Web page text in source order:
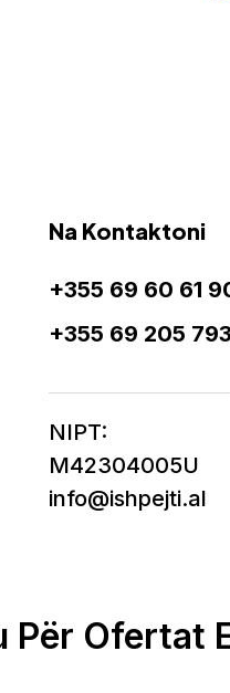
Na Kontaktoni
+355 69 60 61
+355 69 205
NIPT:
M42304005U
info@ishpejti.al
Për Ofertat